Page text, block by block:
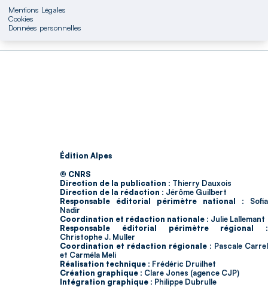
Mentions Légales
Cookies
Données personnelles
Édition Alpes
© CNRS
Direction de la publication : Thierry Dauxois
Direction de la rédaction : Jérôme Guilbert
Responsable éditorial périmètre national : Sofia
Nadir
Coordination et rédaction nationale : Julie Lallemant
Responsable éditorial périmètre régional :
Christophe J. Muller
Coordination et rédaction régionale : Pascale Carrel
et Carméla Meli
Réalisation technique : Frédéric Druilhet
Création graphique : Clare Jones (agence CJP)
Intégration graphique : Philippe Dubrulle